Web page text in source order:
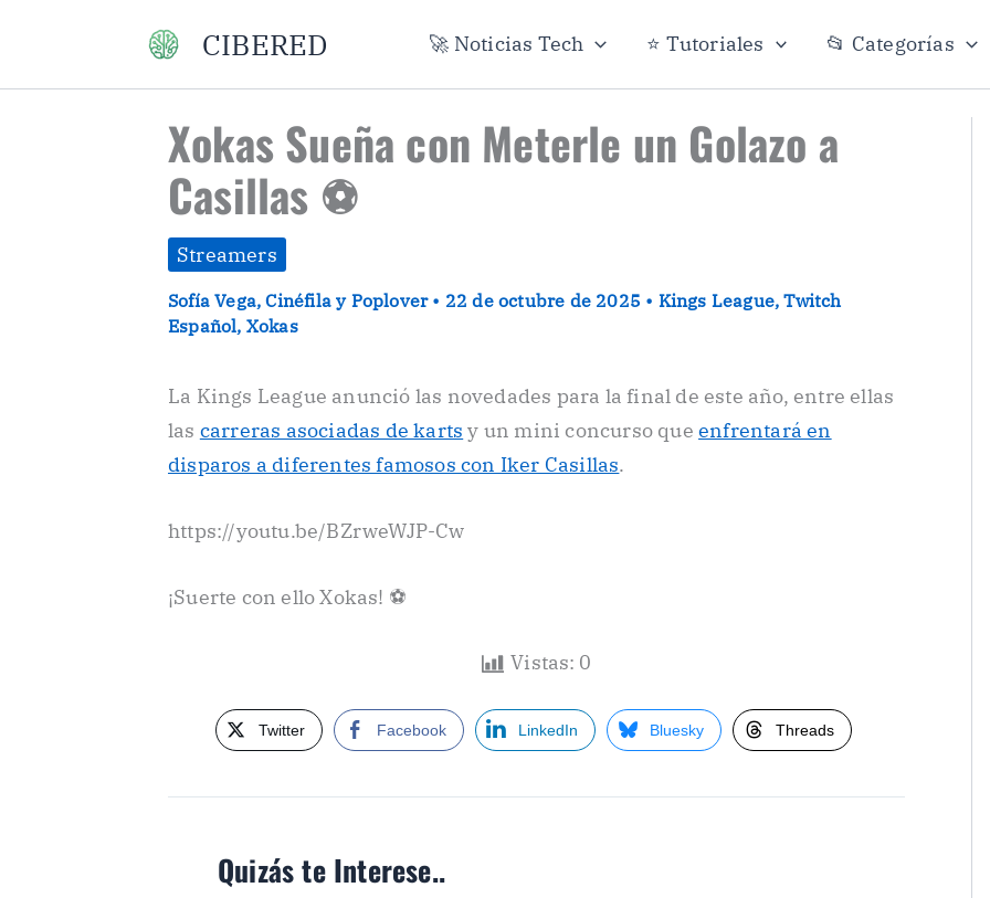
contenido
CIBERED 🚀 Noticias Tech ⭐ Tutoriales 📂 Categorías
Xokas Sueña con Meterle un Golazo a
Casillas ⚽
Streamers
Sofía Vega, Cinéfila y Poplover • 22 de octubre de 2025 • Kings League,Twitch
Español, Xokas
La Kings League anunció las novedades para la final de este año, entre ellas
las carreras asociadas de karts y un mini concurso queenfrentará en
disparos a diferentes famosos con Iker Casillas.
https://youtu.be/BZrweWJP-Cw
¡Suerte con ello Xokas! ⚽
Vistas: 0
Twitter Facebook LinkedIn Bluesky Threads
Quizás te Interese..